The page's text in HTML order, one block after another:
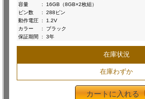
容量
:
16GB（8GB×2枚組）
ピン数
:
288ピン
動作電圧
:
1.2V
カラー
:
ブラック
保証期間
: 3年
在庫状況
在庫わずか
カートに入れる